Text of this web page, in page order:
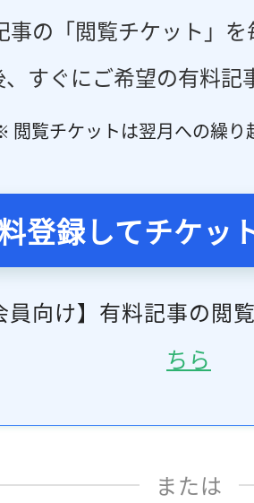
事の「閲覧チケット」
すぐにご希望の有料記
閲覧チケットは翌月への繰り
登録してチケッ
員向け】有料記事の閲
ちら
または